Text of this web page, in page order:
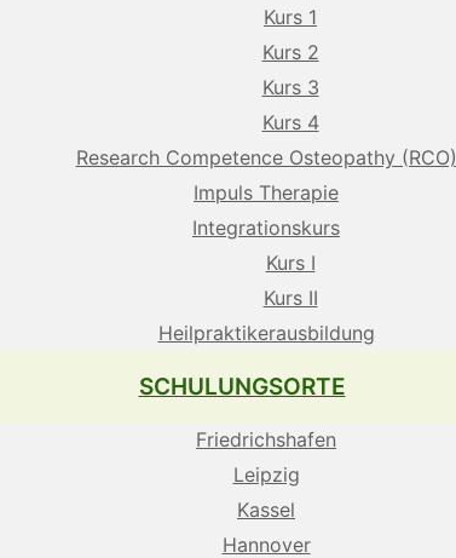
Kurs 1
Kurs 2
Kurs 3
Kurs 4
Research Competence Osteopathy (RCO)
Impuls Therapie
Integrationskurs
Kurs I
Kurs II
Heilpraktikerausbildung
SCHULUNGSORTE
Friedrichshafen
Leipzig
Kassel
Hannover